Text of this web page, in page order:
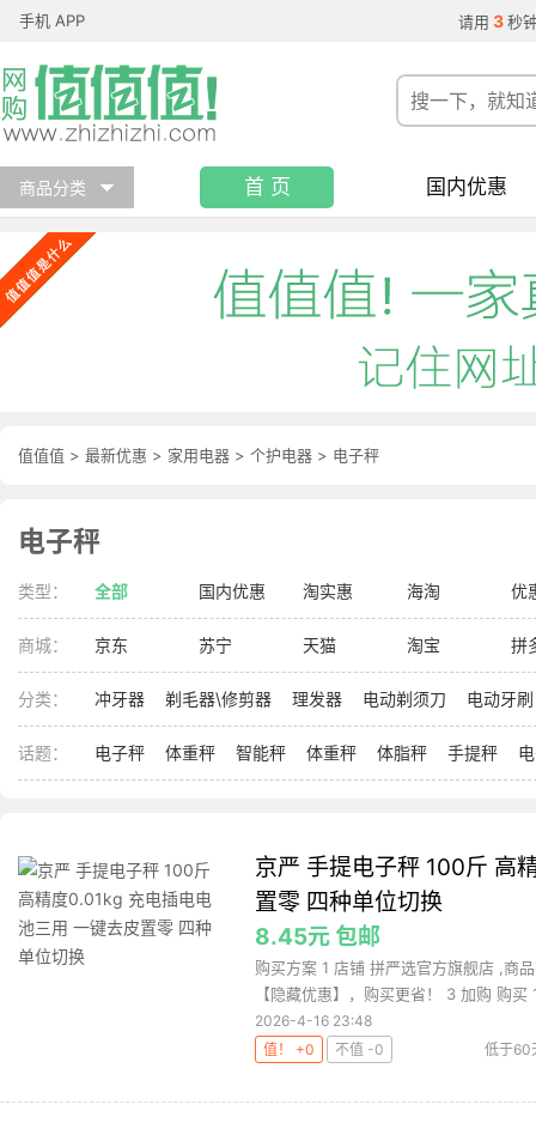
手机 APP 请用 3 秒
商品分类 首 页 国内优惠
值值值 > 最新优惠 > 家用电器 > 个护电器 > 电子秤
电子秤
类型： 全部 国内优惠 淘实惠 海淘 优
商城： 京东 苏宁 天猫 淘宝 拼
分类： 冲牙器 剃毛器\修剪器 理发器 电动剃须刀 电动牙刷
话题： 电子秤 体重秤 智能秤 体重秤 体脂秤 手提秤
京严 手提电子秤 100斤 高
置零 四种单位切换
8.45元 包邮
购买方案 1 店铺 拼严选官方旗舰店 ,商
【隐藏优惠】，购买更省！ 3 加购 购买
2026-4-16 23:48
值！ +0
不值 -0 低于60